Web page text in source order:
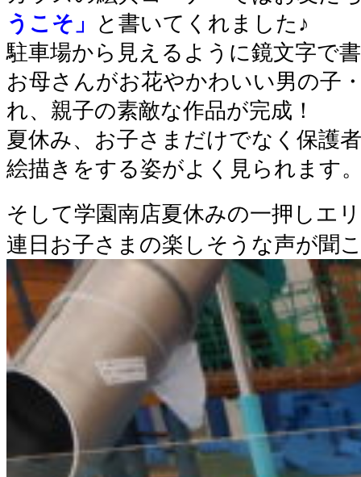
うこそ」
と書いてくれました♪
駐車場から見えるように鏡文字で
お母さんがお花やかわいい男の子
れ、親子の素敵な作品が完成！
夏休み、お子さまだけでなく保護
絵描きをする姿がよく見られます
そして学園南店夏休みの一押しエ
連日お子さまの楽しそうな声が聞